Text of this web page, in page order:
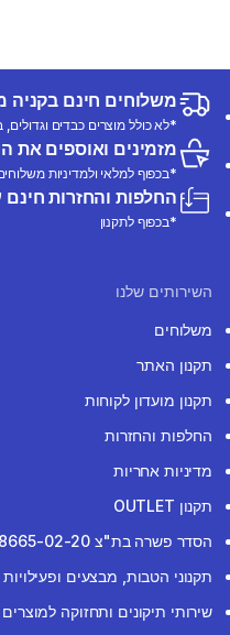
משלוחים חינם בקניה מעל
*לא כולל מוצרים כבדים וגדולים,
מזמינים ואוספים את
*בכפוף למלאי ולמדיניות
החלפות והחזרות חינם עד 365 ימים ממועד
*בכפוף לתקנון
השירותים שלנו
משלוחים
תקנון האתר
תקנון מועדון לקוחות
החלפות והחזרות
מדיניות אחריות
תקנון OUTLET
הסדר פשרה בת"צ 18665-02-20
תקנוני הטבות, מבצעים ופעילויות
שירותי תיקונים ותחזוקה למוצרים